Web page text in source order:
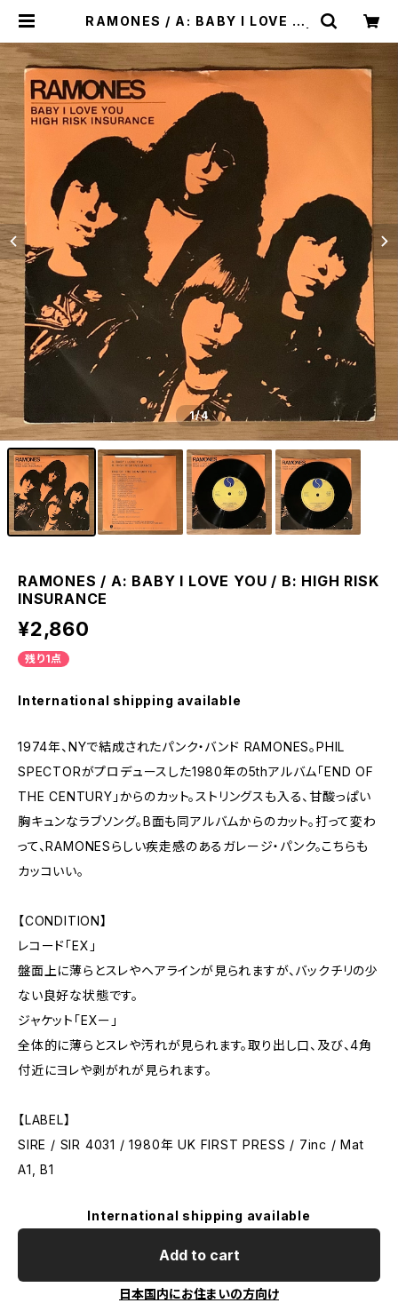
RAMONES / A: BABY I LOVE YO
Plastic Soul Records
1/4
RAMONES / A: BABY I LOVE YOU / B: HIGH RISK
INSURANCE
¥2,860
残り1点
International shipping available
1974年、NYで結成されたパンク・バンド RAMONES。PHIL
SPECTORがプロデュースした1980年の5thアルバム「END OF
THE CENTURY」からのカット。ストリングスも入る、甘酸っぱい
胸キュンなラブソング。B面も同アルバムからのカット。打って変わ
って、RAMONESらしい疾走感のあるガレージ・パンク。こちらも
カッコいい。
【CONDITION】
レコード「EX」
盤面上に薄らとスレやヘアラインが見られますが、バックチリの少
ない良好な状態です。
ジャケット「EXー」
全体的に薄らとスレや汚れが見られます。取り出し口、及び、4角
付近にヨレや剥がれが見られます。
【LABEL】
SIRE / SIR 4031 / 1980年 UK FIRST PRESS / 7inc / Mat
A1, B1
International shipping available
Add to cart
日本国内にお住まいの方向け